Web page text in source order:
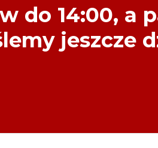
do 14:00, a
jeszcze